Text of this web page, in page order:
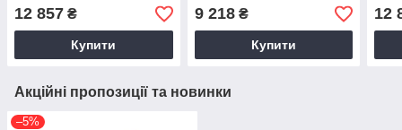
12 857 ₴
Купити
9 218₴
Купити
12
Акційні пропозиції та новинки
–5%